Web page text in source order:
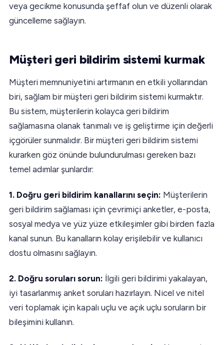
veya gecikme konusunda şeffaf olun ve düzenli olarak
güncelleme sağlayın.
Müşteri geri bildirim sistemi kurmak
Müşteri memnuniyetini artırmanın en etkili yollarından
biri, sağlam bir müşteri geri bildirim sistemi kurmaktır.
Bu sistem, müşterilerin kolayca geri bildirim
sağlamasına olanak tanımalı ve iş geliştirme için değerli
içgörüler sunmalıdır. Bir müşteri geri bildirim sistemi
kurarken göz önünde bulundurulması gereken bazı
temel adımlar şunlardır:
1. Doğru geri bildirim kanallarını seçin: Müşterilerin
geri bildirim sağlaması için çevrimiçi anketler, e-posta,
sosyal medya ve yüz yüze etkileşimler gibi birden fazla
kanal sunun. Bu kanalların kolay erişilebilir ve kullanıcı
dostu olmasını sağlayın.
2. Doğru soruları sorun: İlgili geri bildirimi yakalayan,
iyi tasarlanmış anket soruları hazırlayın. Nicel ve nitel
veri toplamak için kapalı uçlu ve açık uçlu soruların bir
bileşimini kullanın.